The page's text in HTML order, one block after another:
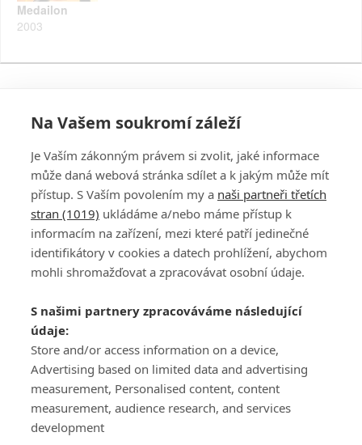
Medailon
2003
PŘIHLÁSIT
REGISTROVAT
DISKUZE
Šéfredaktorkou webu jePetr Slavík, e-mailserialy@fandimefilmu.cz
Máte-li zájem o inzerci na našem webu napište nám na e-mail
studio@koncal.com
Ochrana osobních údajů|Zásady používání cookies|Pravidla webu
Upravit nastavení soukromí
Na Vašem soukromí záleží
Je Vaším zákonným právem si zvolit, jaké informace
může daná webová stránka sdílet a k jakým může mít
přístup. S Vaším povolením my a naši partneři třetích
stran (1019) ukládáme a/nebo máme přístup k
informacím na zařízení, mezi které patří jedinečné
identifikátory v cookies a datech prohlížení, abychom
mohli shromažďovat a zpracovávat osobní údaje.
S našimi partnery zpracováváme následující
údaje:
Store and/or access information on a device,
Advertising based on limited data and advertising
measurement, Personalised content, content
measurement, audience research, and services
development